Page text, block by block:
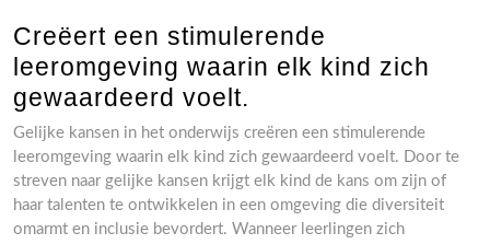
Creëert een stimulerende
leeromgeving waarin elk kind zich
gewaardeerd voelt.
Gelijke kansen in het onderwijs creëren een stimulerende
leeromgeving waarin elk kind zich gewaardeerd voelt. Door te
streven naar gelijke kansen krijgt elk kind de kans om zijn of
haar talenten te ontwikkelen in een omgeving die diversiteit
omarmt en inclusie bevordert. Wanneer leerlingen zich